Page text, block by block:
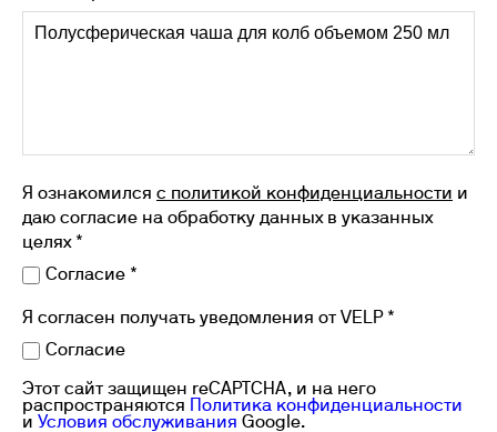
Я ознакомился с политикой конфиденциальности и
даю согласие на обработку данных в указанных
целях *
Согласие *
Я согласен получать уведомления от VELP *
Согласие
Этот сайт защищен reCAPTCHA, и на него
распространяются
Политика конфиденциальности
и Условия обслуживания Google.